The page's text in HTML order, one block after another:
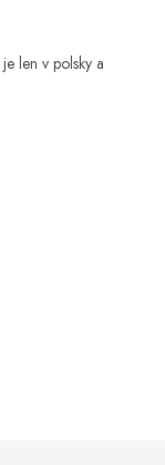
len v polsky a